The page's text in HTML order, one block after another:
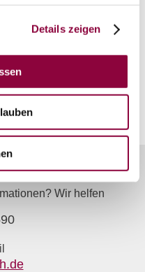
Details zeigen
Mitte
Wir helfen